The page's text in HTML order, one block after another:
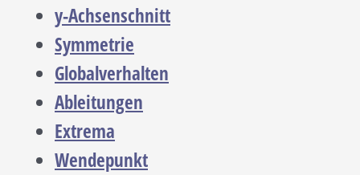
y-Achsenschnitt
Symmetrie
Globalverhalten
Ableitungen
Extrema
Wendepunkt